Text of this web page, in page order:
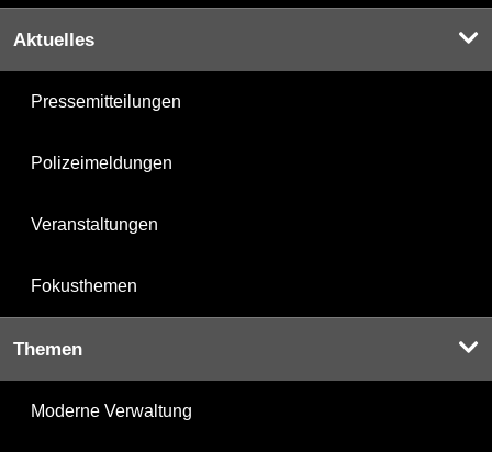
Aktuelles
Pressemitteilungen
Polizeimeldungen
Veranstaltungen
Fokusthemen
Themen
Moderne Verwaltung